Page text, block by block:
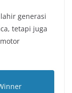
generasi
tetapi juga